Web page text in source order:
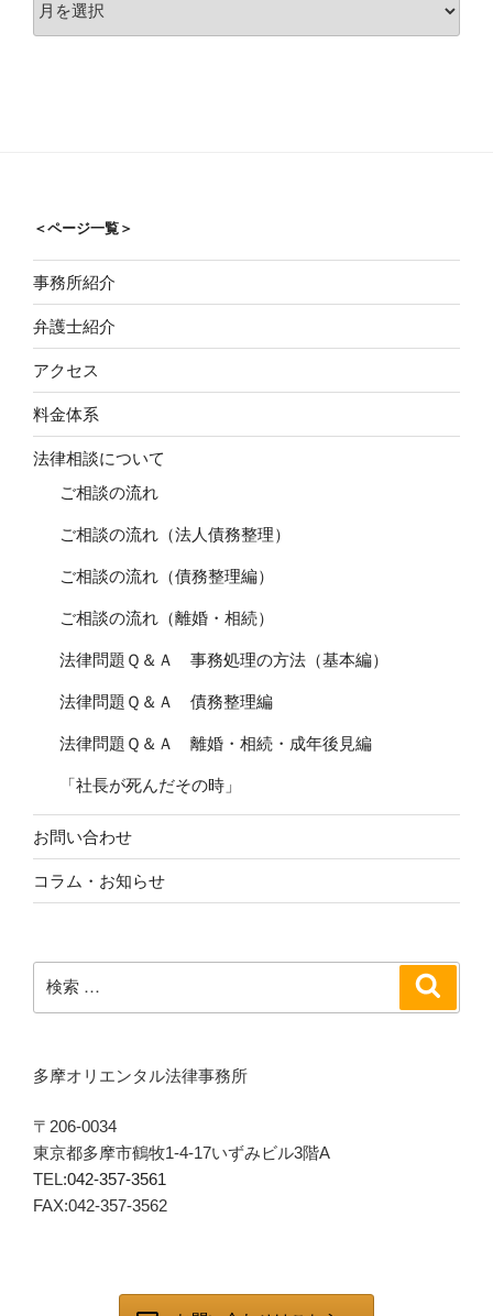
ー
＜ページ一覧＞
事務所紹介
弁護士紹介
アクセス
料金体系
法律相談について
ご相談の流れ
ご相談の流れ（法人債務整理）
ご相談の流れ（債務整理編）
ご相談の流れ（離婚・相続）
法律問題Ｑ＆Ａ 事務処理の方法（基本編）
法律問題Ｑ＆Ａ 債務整理編
法律問題Ｑ＆Ａ 離婚・相続・成年後見編
「社長が死んだその時」
お問い合わせ
コラム・お知らせ
索:
多摩オリエンタル法律事務所
〒206-0034
東京都多摩市鶴牧1-4-17いずみビル3階A
TEL:042-357-3561
FAX:042-357-3562